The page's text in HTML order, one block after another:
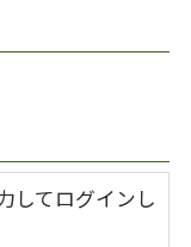
してログインし